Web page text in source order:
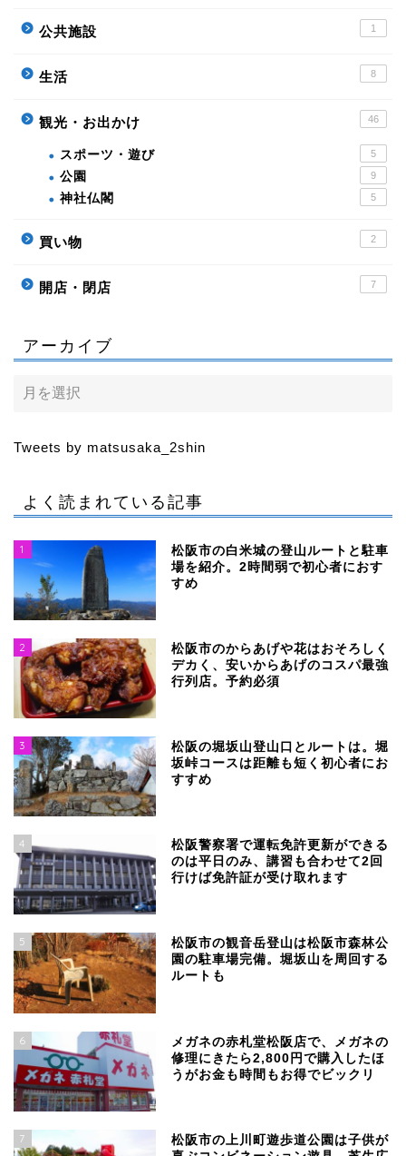
公共施設 1
生活 8
観光・お出かけ 46
スポーツ・遊び 5
公園 9
神社仏閣 5
買い物 2
開店・閉店 7
アーカイブ
Tweets by matsusaka_2shin
よく読まれている記事
1
松阪市の白米城の登山ルートと駐車
場を紹介。2時間弱で初心者におす
すめ
2
松阪市のからあげや花はおそろしく
デカく、安いからあげのコスパ最強
行列店。予約必須
3
松阪の堀坂山登山口とルートは。堀
坂峠コースは距離も短く初心者にお
すすめ
4
松阪警察署で運転免許更新ができる
のは平日のみ、講習も合わせて2回
行けば免許証が受け取れます
5
松阪市の観音岳登山は松阪市森林公
園の駐車場完備。堀坂山を周回する
ルートも
6
メガネの赤札堂松阪店で、メガネの
修理にきたら2,800円で購入したほ
うがお金も時間もお得でビックリ
7
松阪市の上川町遊歩道公園は子供が